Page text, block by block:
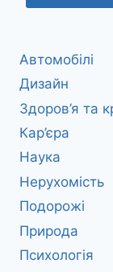
Автомобілі
Дизайн
Здоров’я та
Кар’єра
Наука
Нерухомість
Подорожі
Природа
Психологія